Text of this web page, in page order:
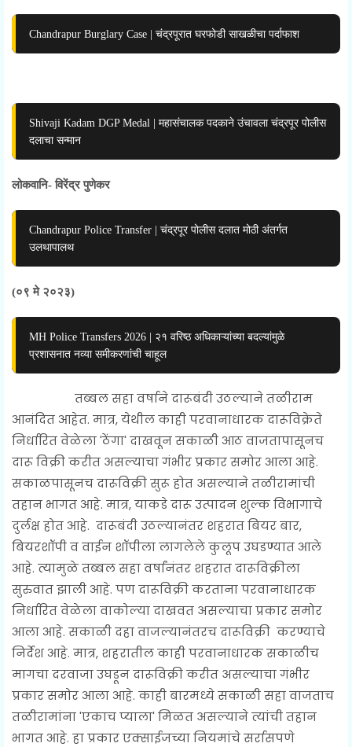
Chandrapur Burglary Case | चंद्रपूरात घरफोडी साखळीचा पर्दाफाश
Shivaji Kadam DGP Medal | महासंचालक पदकाने उंचावला चंद्रपूर पोलीस
दलाचा सन्मान
लोकवानि- विरेंद्र पुणेकर
Chandrapur Police Transfer | चंद्रपूर पोलीस दलात मोठी अंतर्गत
उलथापालथ
(०९ मे २०२३)
MH Police Transfers 2026 | २१ वरिष्ठ अधिकाऱ्यांच्या बदल्यांमुळे
प्रशासनात नव्या समीकरणांची चाहूल
तब्बल सहा वर्षाने दारूबंदी उठल्याने तळीराम
आनंदित आहेत. मात्र, येथील काही परवानाधारक दारूविक्रेते
निर्धारित वेळेला 'ठेंगा' दाखवून सकाळी आठ वाजतापासूनच
दारू विक्री करीत असल्याचा गंभीर प्रकार समोर आला आहे.
सकाळपासूनच दारूविक्री सुरू होत असल्याने तळीरामांची
तहान भागत आहे. मात्र, याकडे दारू उत्पादन शुल्क विभागाचे
दुर्लक्ष होत आहे. दारूबंदी उठल्यानंतर शहरात बियर बार,
बियरशॉपी व वाईन शॉपीला लागलेले कुलूप उघडण्यात आले
आहे. त्यामुळे तब्बल सहा वर्षांनंतर शहरात दारूविक्रीला
सुरुवात झाली आहे. पण दारूविक्री करताना परवानाधारक
निर्धारित वेळेला वाकोल्या दाखवत असल्याचा प्रकार समोर
आला आहे. सकाळी दहा वाजल्यानंतरच दारूविक्री करण्याचे
निर्देश आहे. मात्र, शहरातील काही परवानाधारक सकाळीच
मागचा दरवाजा उघडून दारूविक्री करीत असल्याचा गंभीर
प्रकार समोर आला आहे. काही बारमध्ये सकाळी सहा वाजताच
तळीरामांना 'एकाच प्याला' मिळत असल्याने त्यांची तहान
भागत आहे. हा प्रकार एक्साईजच्या नियमांचे सर्रासपणे